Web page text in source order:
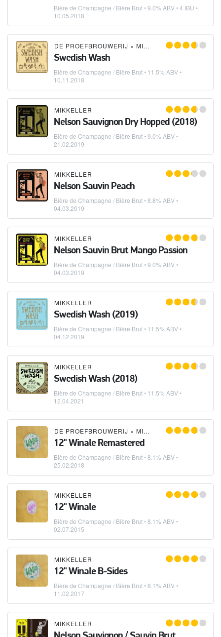
Bière de Champagne / Bière Brut• 9.0% ABV • 4 IBU •
10.05.2018
DE PROEFBROUWERIJ × MIKKELLER
Swedish Wash
Bière de Champagne / Bière Brut• 11.5% ABV •
10.11.2018
MIKKELLER
Nelson Sauvignon Dry Hopped (2018)
Bière de Champagne / Bière Brut• 9.0% ABV •
21.02.2019
MIKKELLER
Nelson Sauvin Peach
Bière de Champagne / Bière Brut• 8.8% ABV •
04.03.2019
MIKKELLER
Nelson Sauvin Brut Mango Passion
Bière de Champagne / Bière Brut• 9.0% ABV •
04.03.2019
MIKKELLER
Swedish Wash (2019)
Bière de Champagne / Bière Brut• 11.5% ABV •
04.12.2019
MIKKELLER
Swedish Wash (2018)
Bière de Champagne / Bière Brut• 11.5% ABV •
12.04.2021
DE PROEFBROUWERIJ × MIKKELLER
12" Winale Remastered
Bière de Champagne / Bière Brut• 8.1% ABV •
25.02.2018
MIKKELLER
12" Winale
Bière de Champagne / Bière Brut• 8.1% ABV •
02.07.2015
MIKKELLER
12" Winale B-Sides
Bière de Champagne / Bière Brut• 8.1% ABV •
11.02.2017
MIKKELLER